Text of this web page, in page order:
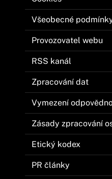
Všeobecné
Provozovatel webu
RSS kanál
Zpracování dat
Vymezení
Zásady zpracování
Etický kodex
PR články